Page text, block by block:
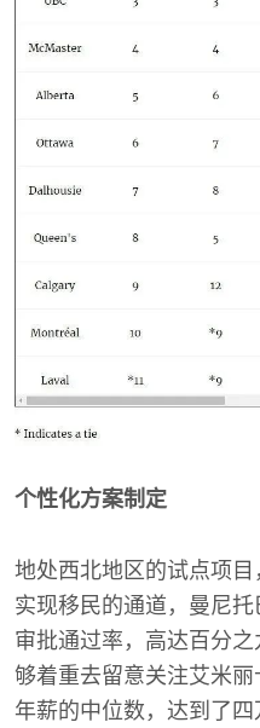
个性化方案制定
地处西北地区的试点项
实现移民的通道，曼尼
审批通过率，高达百分
够着重去留意关注艾米
年薪的中位数，达到了